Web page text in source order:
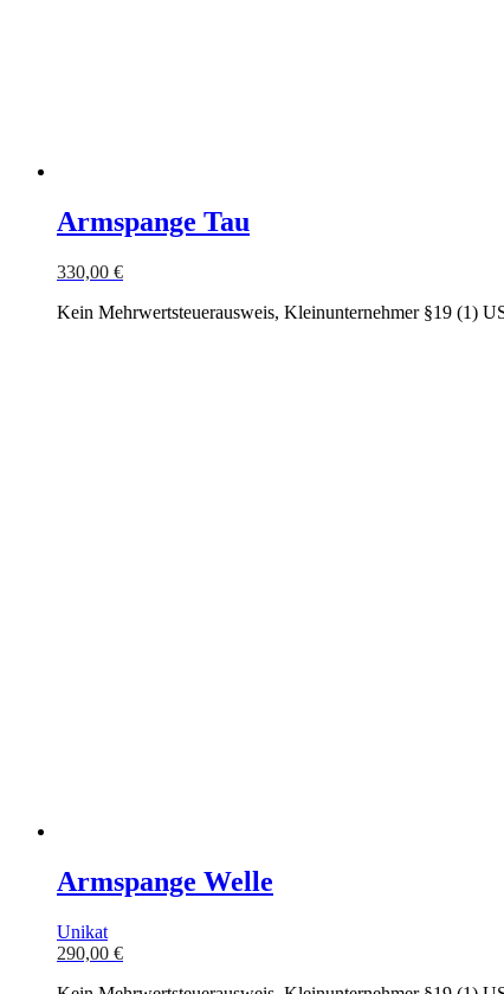
Armspange Tau
330,00 €
Kein Mehrwertsteuerausweis, Kleinunternehmer §19 (1)
Armspange Welle
Unikat
290,00 €